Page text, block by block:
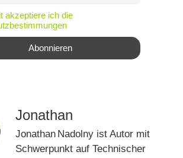
akzeptiere ich die
Jonathan
Jonathan Nadolny ist Autor mit
Schwerpunkt auf Technischer